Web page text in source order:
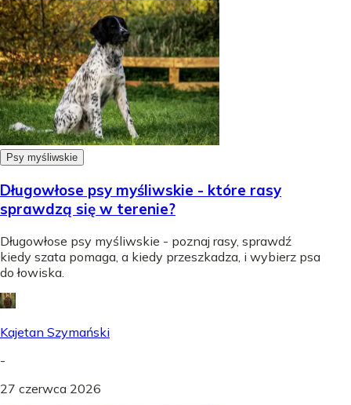
Psy myśliwskie
Długowłose psy myśliwskie - które rasy
sprawdzą się w terenie?
Długowłose psy myśliwskie - poznaj rasy, sprawdź
kiedy szata pomaga, a kiedy przeszkadza, i wybierz psa
do łowiska.
Kajetan Szymański
-
27 czerwca 2026